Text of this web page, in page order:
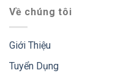
Về chúng tôi
Giới Thiệu
Tuyển Dụng